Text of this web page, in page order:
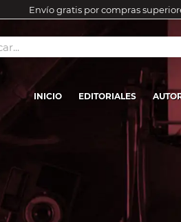
Envío gratis por compras
INICIO EDITORIALES